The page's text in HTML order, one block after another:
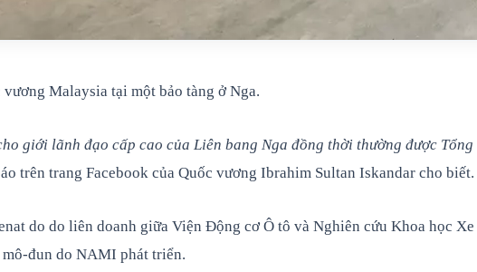
Malaysia tại một bảo tàng ở Nga.
giới lãnh đạo cấp cao của Liên bang Nga đồng thời thường được
trên trang Facebook của Quốc vương Ibrahim Sultan Iskandar cho biết.
do do liên doanh giữa Viện Động cơ Ô tô và Nghiên cứu Khoa học
mô-đun do NAMI phát triển.